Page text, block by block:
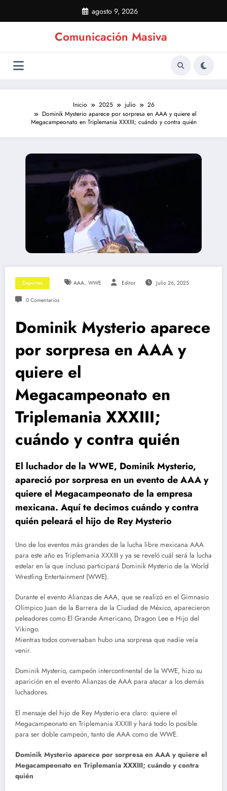
contenido
agosto 9, 2026
Comunicación Masiva
Inicio 2025 julio
26
Dominik Mysterio aparece por sorpresa en AAA y quiere el
Megacampeonato en Triplemania XXXIII; cuándo y contra quién
Deportes AAA, WWE Editor Julio 26, 2025
0 Comentarios
Dominik Mysterio aparece
por sorpresa en AAA y
quiere el
Megacampeonato en
Triplemania XXXIII;
cuándo y contra quién
El luchador de la WWE, Dominik Mysterio,
apareció por sorpresa en un evento de AAA y
quiere el Megacampeonato de la empresa
mexicana. Aquí te decimos cuándo y contra
quién peleará el hijo de Rey Mysterio
Uno de los eventos más grandes de la lucha libre mexicana AAA
para este año es Triplemania XXXIII y ya se reveló cuál será la lucha
estelar en la que incluso participará Dominik Mysterio de la World
Wrestling Entertainment (WWE).
Durante el evento Alianzas de AAA, que se realizó en el Gimnasio
Olímpico Juan de la Barrera de la Ciudad de México, aparecieron
peleadores como El Grande Americano, Dragon Lee e Hijo del
Vikingo.
Mientras todos conversaban hubo una sorpresa que nadie veía
venir.
Dominik Mysterio, campeón intercontinental de la WWE, hizo su
aparición en el evento Alianzas de AAA para atacar a los demás
luchadores.
El mensaje del hijo de Rey Mysterio era claro: quiere el
Megacampeonato en Triplemania XXXIII y hará todo lo posible
para ser doble campeón, tanto de AAA como de WWE.
Dominik Mysterio aparece por sorpresa en AAA y quiere el
Megacampeonato en Triplemania XXXIII; cuándo y contra
quién